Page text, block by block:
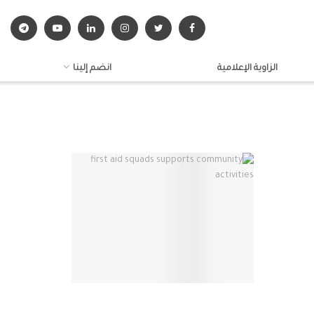
الزاوية الإعلامية انضم إلينا